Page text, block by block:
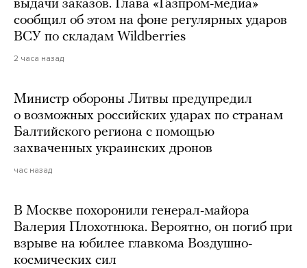
выдачи заказов. Глава «Газпром-медиа»
сообщил об этом на фоне регулярных ударов
ВСУ по складам Wildberries
2 часа назад
Министр обороны Литвы предупредил
о возможных российских ударах по странам
Балтийского региона с помощью
захваченных украинских дронов
час назад
В Москве похоронили генерал-майора
Валерия Плохотнюка. Вероятно, он погиб при
взрыве на юбилее главкома Воздушно-
космических сил